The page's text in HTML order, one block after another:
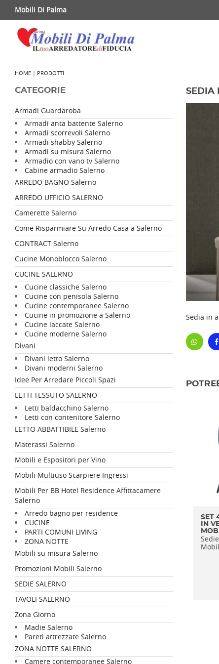
Mobili Di Palma
HOME | PRODOTTI
CATEGORIE
Armadi Guardaroba
Armadi anta battente Salerno
Armadi scorrevoli Salerno
Armadi shabby Salerno
Armadi su misura Salerno
Armadio con vano tv Salerno
Cabine armadio Salerno
ARREDO BAGNO Salerno
ARREDO UFFICIO SALERNO
Camerette Salerno
Come Risparmiare Su Arredo Casa a Salerno
CONTRACT Salerno
Cucine Monoblocco Salerno
CUCINE SALERNO
Cucine classiche Salerno
Cucine con penisola Salerno
Cucine contemporanee Salerno
Cucine in promozione a Salerno
Cucine laccate Salerno
Cucine moderne Salerno
Divani
Divani letto Salerno
Divani moderni Salerno
Idee Per Arredare Piccoli Spazi
LETTI TESSUTO SALERNO
Letti baldacchino Salerno
Letti con contenitore Salerno
LETTO ABBATTIBILE Salerno
Materassi Salerno
Mobili e Espositori per Vino
Mobili Multiuso Scarpiere Ingressi
Mobili Per BB Hotel Residence Affittacamere
Salerno
Arredo bagno per residence
CUCINE
PARTI COMUNI LIVING
ZONA NOTTE
Mobili su misura Salerno
Promozioni Mobili Salerno
SEDIE SALERNO
TAVOLI SALERNO
Zona Giorno
Madie Salerno
Pareti attrezzate Salerno
ZONA NOTTE SALERNO
Camere contemporanee Salerno
SEDIA
Sedia in
SET
IN